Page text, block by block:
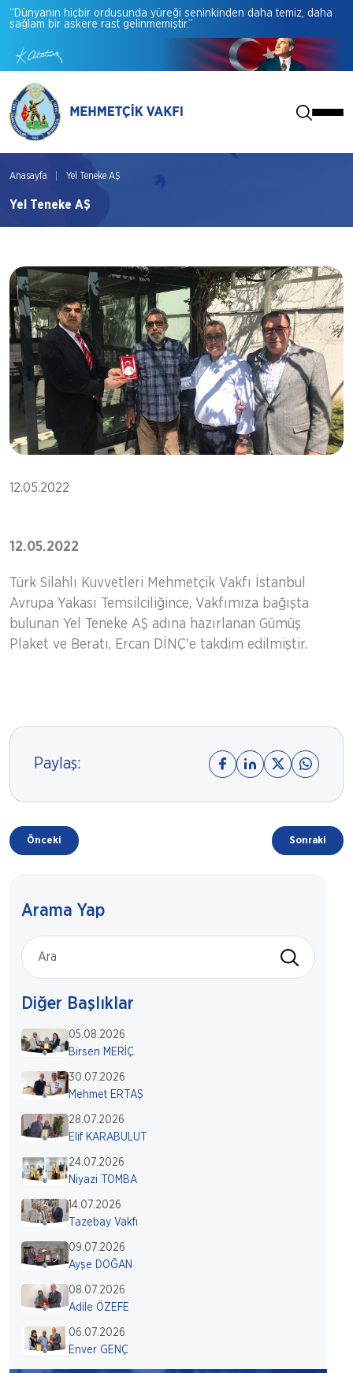
“Dünyanın hiçbir ordusunda yüreği seninkinden daha temiz, daha
sağlam bir askere rast gelinmemiştir.”
Anasayfa Yel Teneke AŞ
Yel Teneke AŞ
12.05.2022
12.05.2022
Türk Silahlı Kuvvetleri Mehmetçik Vakfı İstanbul
Avrupa Yakası Temsilciliğince, Vakfımıza bağışta
bulunan Yel Teneke AŞ adına hazırlanan Gümüş
Plaket ve Beratı, Ercan DİNÇ'e takdim edilmiştir.
Paylaş:
Önceki Sonraki
Arama Yap
Diğer Başlıklar
05.08.2026
Birsen MERİÇ
30.07.2026
Mehmet ERTAŞ
28.07.2026
Elif KARABULUT
24.07.2026
Niyazi TOMBA
14.07.2026
Tazebay Vakfı
09.07.2026
Ayşe DOĞAN
08.07.2026
Adile ÖZEFE
06.07.2026
Enver GENÇ